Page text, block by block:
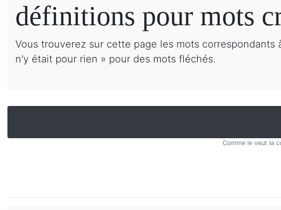
définitions pour mots
Vous trouverez sur cette page les mots
n'y était pour rien » pour des mots fléchés.
Comme le veut la